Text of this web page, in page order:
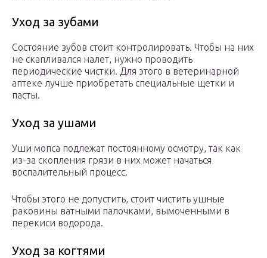
Уход за зубами
Состояние зубов стоит контролировать. Чтобы на них
не скапливался налет, нужно проводить
периодические чистки. Для этого в ветеринарной
аптеке лучше приобретать специальные щетки и
пасты.
Уход за ушами
Уши мопса подлежат постоянному осмотру, так как
из-за скопления грязи в них может начаться
воспалительный процесс.
Чтобы этого не допустить, стоит чистить ушные
раковины ватными палочками, вымоченными в
перекиси водорода.
Уход за когтями